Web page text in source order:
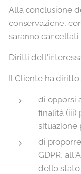
Alla conclusione
conservazione,
saranno
Diritti
Il Cliente ha diritto:
di opporsi
finalità (iii)
situazione
di
GDPR,
dello stato